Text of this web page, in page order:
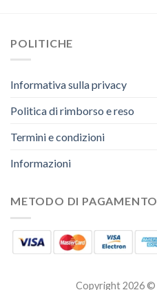
POLITICHE
Informativa sulla privacy
Politica di rimborso e reso
Termini e condizioni
Informazioni
METODO DI PAGAMENTO
Copyright 2026 ©